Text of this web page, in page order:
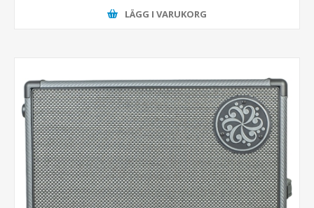
LÄGG I VARUKORG